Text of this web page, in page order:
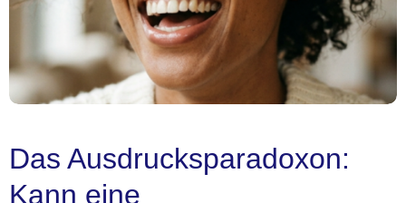
Das Ausdrucksparadoxon:
Kann eine